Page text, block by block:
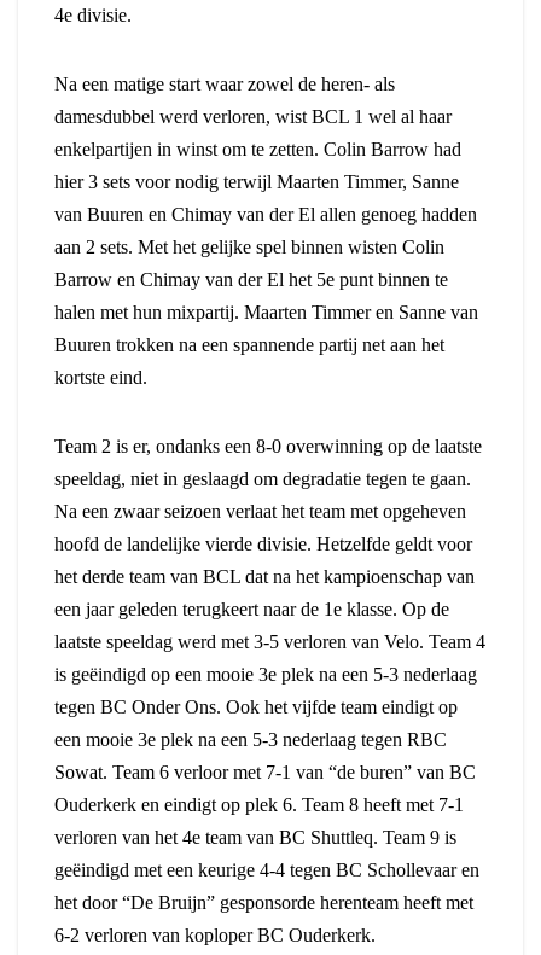
4e divisie.
Na een matige start waar zowel de heren- als
damesdubbel werd verloren, wist BCL 1 wel al haar
enkelpartijen in winst om te zetten. Colin Barrow had
hier 3 sets voor nodig terwijl Maarten Timmer, Sanne
van Buuren en Chimay van der El allen genoeg hadden
aan 2 sets. Met het gelijke spel binnen wisten Colin
Barrow en Chimay van der El het 5e punt binnen te
halen met hun mixpartij. Maarten Timmer en Sanne van
Buuren trokken na een spannende partij net aan het
kortste eind.
Team 2 is er, ondanks een 8-0 overwinning op de laatste
speeldag, niet in geslaagd om degradatie tegen te gaan.
Na een zwaar seizoen verlaat het team met opgeheven
hoofd de landelijke vierde divisie. Hetzelfde geldt voor
het derde team van BCL dat na het kampioenschap van
een jaar geleden terugkeert naar de 1e klasse. Op de
laatste speeldag werd met 3-5 verloren van Velo. Team 4
is geëindigd op een mooie 3e plek na een 5-3 nederlaag
tegen BC Onder Ons. Ook het vijfde team eindigt op
een mooie 3e plek na een 5-3 nederlaag tegen RBC
Sowat. Team 6 verloor met 7-1 van “de buren” van BC
Ouderkerk en eindigt op plek 6. Team 8 heeft met 7-1
verloren van het 4e team van BC Shuttleq. Team 9 is
geëindigd met een keurige 4-4 tegen BC Schollevaar en
het door “De Bruijn” gesponsorde herenteam heeft met
6-2 verloren van koploper BC Ouderkerk.